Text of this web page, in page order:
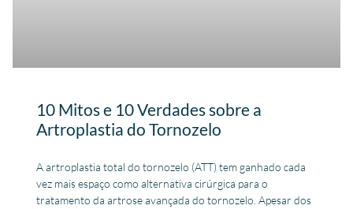
10 Mitos e 10 Verdades sobre a
Artroplastia do Tornozelo
A artroplastia total do tornozelo (ATT) tem ganhado cada
vez mais espaço como alternativa cirúrgica para o
tratamento da artrose avançada do tornozelo. Apesar dos